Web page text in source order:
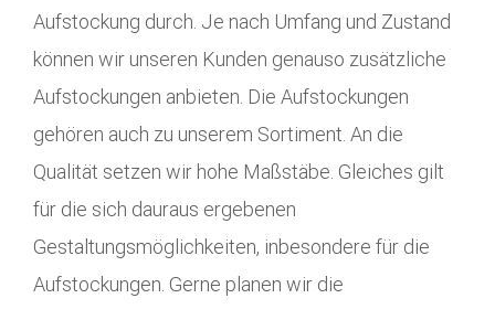
Aufstockung durch. Je nach Umfang und Zustand
können wir unseren Kunden genauso zusätzliche
Aufstockungen anbieten. Die Aufstockungen
gehören auch zu unserem Sortiment. An die
Qualität setzen wir hohe Maßstäbe. Gleiches gilt
für die sich dauraus ergebenen
Gestaltungsmöglichkeiten, inbesondere für die
Aufstockungen. Gerne planen wir die